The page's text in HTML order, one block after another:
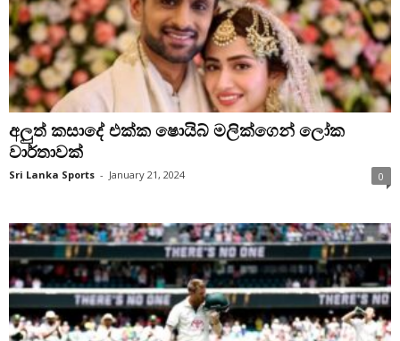
අලුත් කසාදේ එක්ක ෂොයිබ් මලික්ගෙන් ලෝක
වාර්තාවක්
Sri Lanka Sports - January 21, 2024 0